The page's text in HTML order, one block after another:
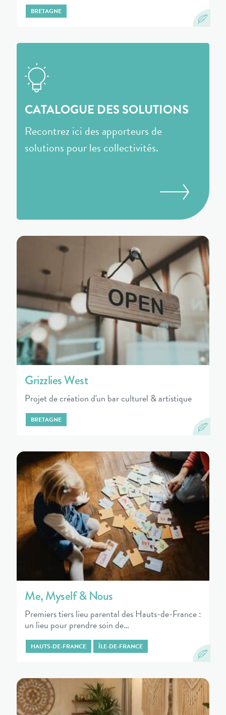
BRETAGNE
CATALOGUE DES SOLUTIONS
Recontrez ici des apporteurs de
solutions pour les collectivités.
Grizzlies West
Projet de création d'un bar culturel & artistique
BRETAGNE
Me, Myself & Nous
Premiers tiers lieu parental des Hauts-de-France :
un lieu pour prendre soin de…
HAUTS-DE-FRANCE ÎLE-DE-FRANCE